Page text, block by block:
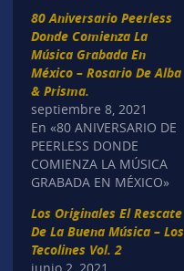
80 Aniversario Peerless
Donde Comienza La
Música Grabada En
México – Rosario De Alba
& Prisma.
septiembre 8, 2021
En «80 ANIVERSARIO DE
PEERLESS DONDE
COMIENZA LA MÚSICA
GRABADA EN MÉXICO»
Los Originales El Rescate
De La Buena Música – Los
Tecolines Vol. 2